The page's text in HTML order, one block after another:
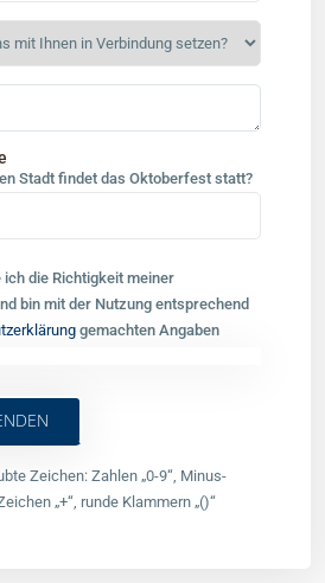
Stadt findet das Oktoberfest statt?
die Richtigkeit meiner
bin mit der Nutzung entsprechend
gemachten Angaben
Zeichen: Zahlen „0-9“, Minus-
„+“, runde Klammern „()“